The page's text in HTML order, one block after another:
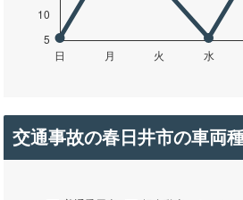
交通事故の春日井市の車両